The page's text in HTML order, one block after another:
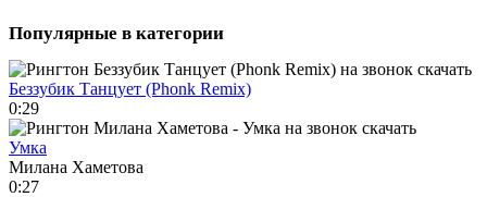
Популярные в категории
Беззубик Танцует (Phonk Remix)
0:29
Умка
Милана Хаметова
0:27